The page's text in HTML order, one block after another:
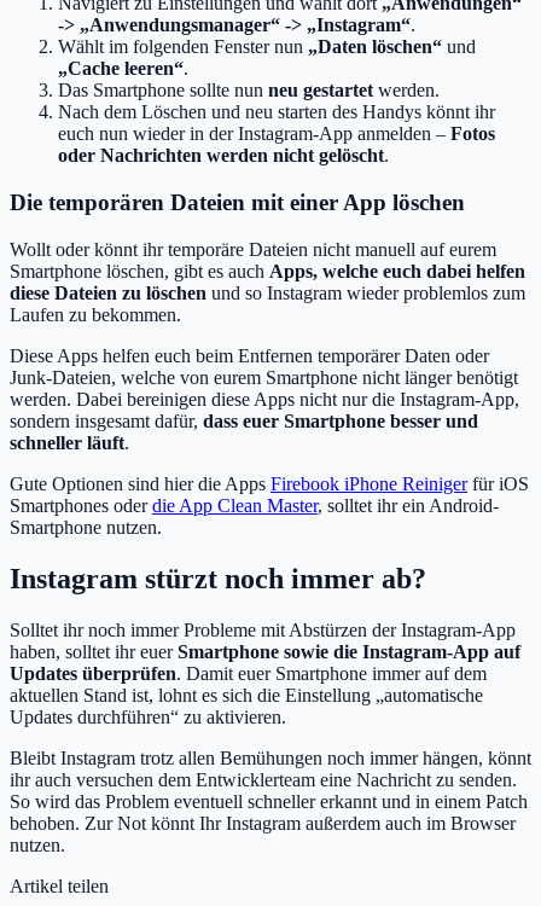
-> „Anwendungsmanager“ -> „Instagram“.
Wählt im folgenden Fenster nun „Daten löschen“ und
„Cache leeren“.
Das Smartphone sollte nun neu gestartet werden.
Nach dem Löschen und neu starten des Handys könnt ihr
euch nun wieder in der Instagram-App anmelden – Fotos
oder Nachrichten werden nicht gelöscht.
Die temporären Dateien mit einer App löschen
Wollt oder könnt ihr temporäre Dateien nicht manuell auf eurem
Smartphone löschen, gibt es auch Apps, welche euch dabei helfen
diese Dateien zu löschen und so Instagram wieder problemlos zum
Laufen zu bekommen.
Diese Apps helfen euch beim Entfernen temporärer Daten oder
Junk-Dateien, welche von eurem Smartphone nicht länger benötigt
werden. Dabei bereinigen diese Apps nicht nur die Instagram-App,
sondern insgesamt dafür, dass euer Smartphone besser und
schneller läuft.
Gute Optionen sind hier die Apps Firebook iPhone Reinigerfür iOS
Smartphones oderdie App Clean Master, solltet ihr ein Android-
Smartphone nutzen.
Instagram stürzt noch immer ab?
Solltet ihr noch immer Probleme mit Abstürzen der Instagram-App
haben, solltet ihr euerSmartphone sowie die Instagram-App auf
Updates überprüfen. Damit euer Smartphone immer auf dem
aktuellen Stand ist, lohnt es sich die Einstellung „automatische
Updates durchführen“ zu aktivieren.
Bleibt Instagram trotz allen Bemühungen noch immer hängen, könnt
ihr auch versuchen dem Entwicklerteam eine Nachricht zu senden.
So wird das Problem eventuell schneller erkannt und in einem Patch
behoben. Zur Not könnt Ihr Instagram außerdem auch im Browser
nutzen.
Artikel teilen